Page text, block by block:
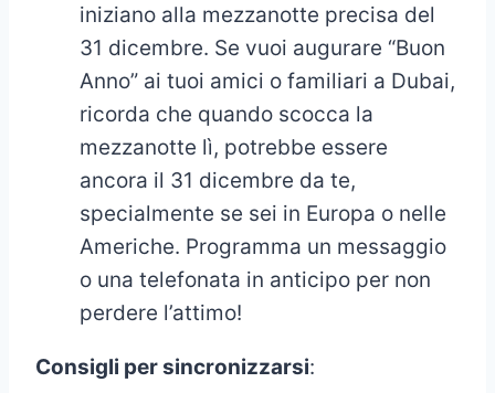
iniziano alla mezzanotte precisa del
31 dicembre. Se vuoi augurare “Buon
Anno” ai tuoi amici o familiari a Dubai,
ricorda che quando scocca la
mezzanotte lì, potrebbe essere
ancora il 31 dicembre da te,
specialmente se sei in Europa o nelle
Americhe. Programma un messaggio
o una telefonata in anticipo per non
perdere l’attimo!
Consigli per sincronizzarsi: